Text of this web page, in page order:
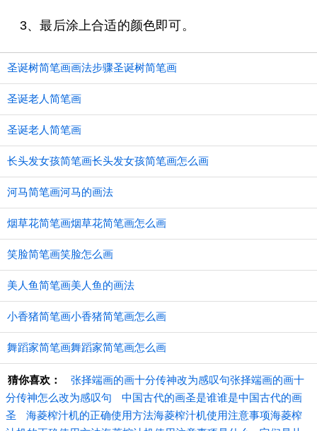
3、最后涂上合适的颜色即可。
圣诞树简笔画画法步骤圣诞树简笔画
圣诞老人简笔画
圣诞老人简笔画
长头发女孩简笔画长头发女孩简笔画怎么画
河马简笔画河马的画法
烟草花简笔画烟草花简笔画怎么画
笑脸简笔画笑脸怎么画
美人鱼简笔画美人鱼的画法
小香猪简笔画小香猪简笔画怎么画
舞蹈家简笔画舞蹈家简笔画怎么画
猜你喜欢：
张择端画的画十分传神改为感叹句张择端画的画十
分传神怎么改为感叹句
中国古代的画圣是谁谁是中国古代的画
圣
海菱榨汁机的正确使用方法海菱榨汁机使用注意事项海菱榨